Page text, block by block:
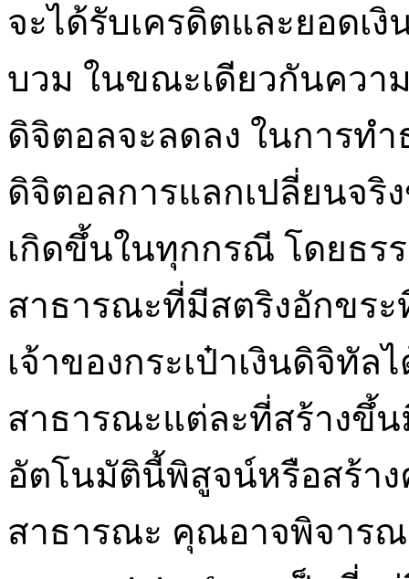
จะได้รับเครดิตและยอดเ
บวม ในขณะเดียวกันควา
ดิจิตอลจะลดลง ในการทำ
ดิจิตอลการแลกเปลี่ยนจริ
เกิดขึ้นในทุกกรณี โดยธร
สาธารณะที่มีสตริงอักขร
เจ้าของกระเป๋าเงินดิจิทั
สาธารณะแต่ละที่สร้างขึ้
อัตโนมัตินี้พิสูจน์หรือสร้าง
สาธารณะ คุณอาจพิจาร